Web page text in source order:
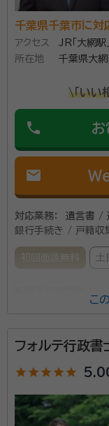
安心してご相談
で、どうぞお気軽
千葉県千葉市に対
アクセス
JR「大網
所在地
千葉県大網
\「いい
phone お
mail
対応業務：
遺言書 /
銀行手続き / 戸籍収
初回面談無料 土
価取得
事務所口コミ（抜粋）：
account_circle 満足度 5.0
面談の感想
こ
フォルテ行政書
star star star star star